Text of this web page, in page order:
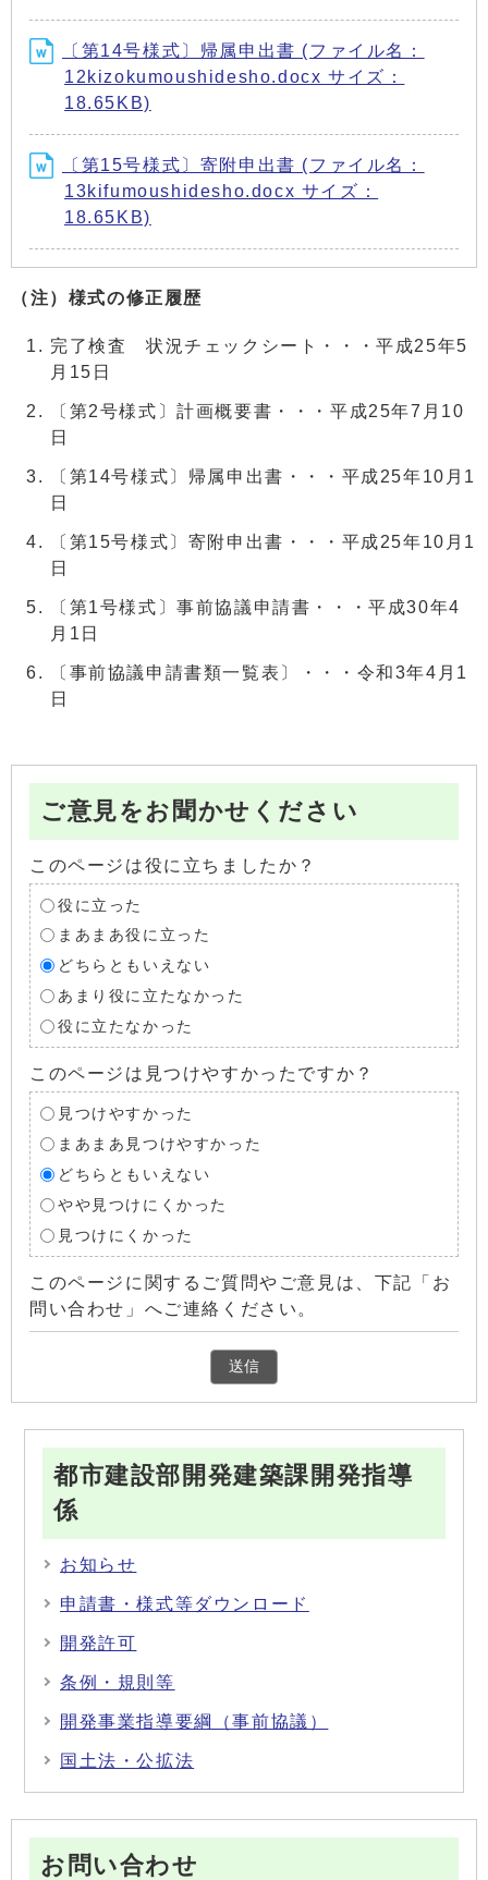
〔第14号様式〕帰属申出書 (ファイル名：
12kizokumoushidesho.docx サイズ：
18.65KB)
〔第15号様式〕寄附申出書 (ファイル名：
13kifumoushidesho.docx サイズ：
18.65KB)
（注）様式の修正履歴
完了検査 状況チェックシート・・・平成25年5
月15日
〔第2号様式〕計画概要書・・・平成25年7月10
日
〔第14号様式〕帰属申出書・・・平成25年10月1
日
〔第15号様式〕寄附申出書・・・平成25年10月1
日
〔第1号様式〕事前協議申請書・・・平成30年4
月1日
〔事前協議申請書類一覧表〕・・・令和3年4月1
日
ご意見をお聞かせください
このページは役に立ちましたか？
役に立った
まあまあ役に立った
どちらともいえない
あまり役に立たなかった
役に立たなかった
このページは見つけやすかったですか？
見つけやすかった
まあまあ見つけやすかった
どちらともいえない
やや見つけにくかった
見つけにくかった
このページに関するご質問やご意見は、下記「お
問い合わせ」へご連絡ください。
都市建設部開発建築課開発指導
係
お知らせ
申請書・様式等ダウンロード
開発許可
条例・規則等
開発事業指導要綱（事前協議）
国土法・公拡法
お問い合わせ